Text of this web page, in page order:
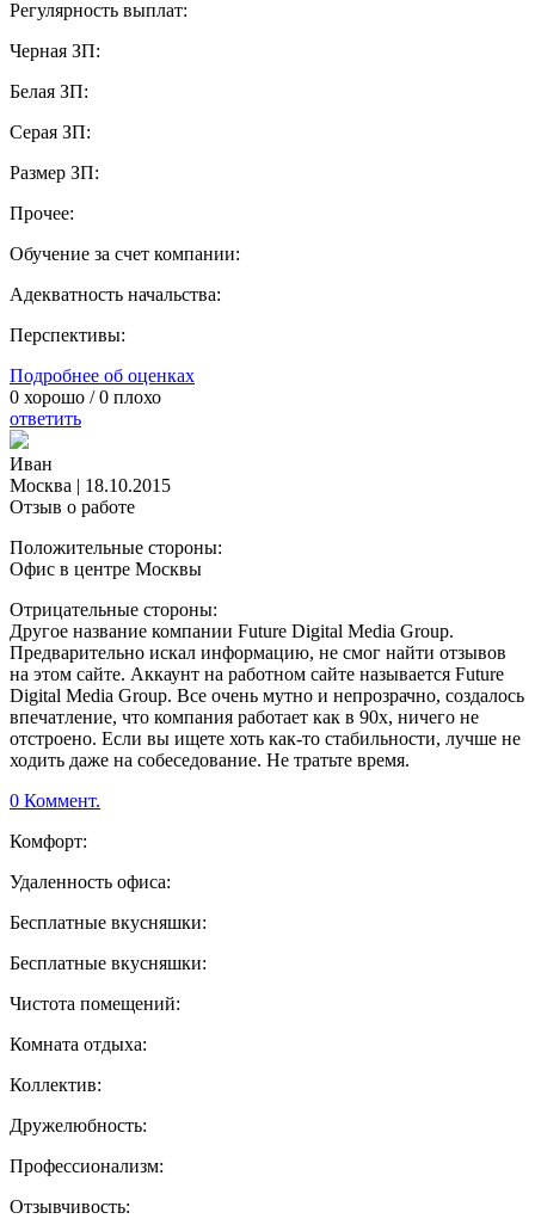
Регулярность выплат:
Черная ЗП:
Белая ЗП:
Серая ЗП:
Размер ЗП:
Прочее:
Обучение за счет компании:
Адекватность начальства:
Перспективы:
Подробнее об оценках
0 хорошо /0 плохо
ответить
Иван
Москва | 18.10.2015
Отзыв о работе
Положительные стороны:
Офис в центре Москвы
Отрицательные стороны:
Другое название компании Future Digital Media Group.
Предварительно искал информацию, не смог найти отзывов
на этом сайте. Аккаунт на работном сайте называется Future
Digital Media Group. Все очень мутно и непрозрачно, создалось
впечатление, что компания работает как в 90х, ничего не
отстроено. Если вы ищете хоть как-то стабильности, лучше не
ходить даже на собеседование. Не тратьте время.
0 Коммент.
Комфорт:
Удаленность офиса:
Бесплатные вкусняшки:
Бесплатные вкусняшки:
Чистота помещений:
Комната отдыха:
Коллектив:
Дружелюбность:
Профессионализм:
Отзывчивость: